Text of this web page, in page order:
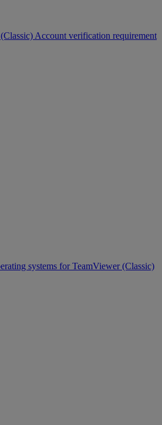
Account verification requirement
systems for TeamViewer (Classic)